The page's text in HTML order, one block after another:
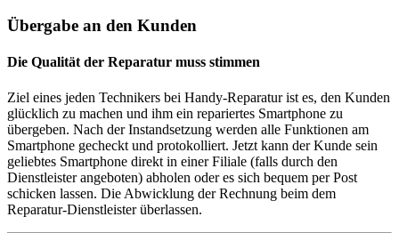
Übergabe an den Kunden
Die Qualität der Reparatur muss stimmen
Ziel eines jeden Technikers bei Handy-Reparatur ist es, den Kunden
glücklich zu machen und ihm ein repariertes Smartphone zu
übergeben. Nach der Instandsetzung werden alle Funktionen am
Smartphone gecheckt und protokolliert. Jetzt kann der Kunde sein
geliebtes Smartphone direkt in einer Filiale (falls durch den
Dienstleister angeboten) abholen oder es sich bequem per Post
schicken lassen. Die Abwicklung der Rechnung beim dem
Reparatur-Dienstleister überlassen.